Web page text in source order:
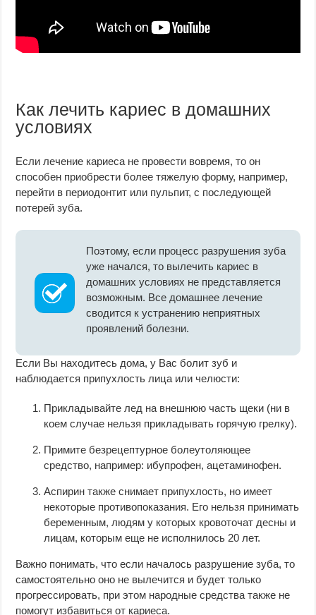
Как лечить кариес в домашних
условиях
Если лечение кариеса не провести вовремя, то он
способен приобрести более тяжелую форму, например,
перейти в периодонтит или пульпит, с последующей
потерей зуба.
Поэтому, если процесс разрушения зуба
уже начался, то вылечить кариес в
домашних условиях не представляется
возможным. Все домашнее лечение
сводится к устранению неприятных
проявлений болезни.
Если Вы находитесь дома, у Вас болит зуб и
наблюдается припухлость лица или челюсти:
Прикладывайте лед на внешнюю часть щеки (ни в
коем случае нельзя прикладывать горячую грелку).
Примите безрецептурное болеутоляющее
средство, например: ибупрофен, ацетаминофен.
Аспирин также снимает припухлость, но имеет
некоторые противопоказания. Его нельзя принимать
беременным, людям у которых кровоточат десны и
лицам, которым еще не исполнилось 20 лет.
Важно понимать, что если началось разрушение зуба, то
самостоятельно оно не вылечится и будет только
прогрессировать, при этом народные средства также не
помогут избавиться от кариеса.